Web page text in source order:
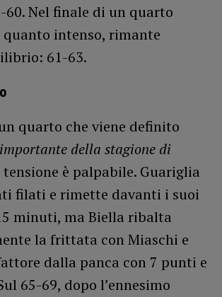
60. Nel finale di un quarto
intenso, rimante
61-63.
quarto che viene definito
della stagione di
tensione è palpabile. Guariglia
filati e rimette davanti i suoi
minuti, ma Biella ribalta
la frittata con Miaschi e
dalla panca con 7 punti e
65-69, dopo l’ennesimo